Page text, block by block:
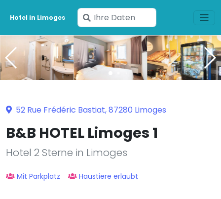
Hotel in Limoges
Geben
Sie
Ihre
Daten
ein
52 Rue Frédéric Bastiat, 87280 Limoges
B&B HOTEL Limoges 1
Hotel 2 Sterne in Limoges
Mit Parkplatz Haustiere erlaubt